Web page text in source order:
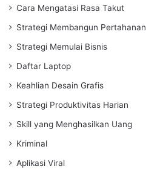
Cara Mengatasi Rasa Takut
Strategi Membangun Pertahanan
Strategi Memulai Bisnis
Daftar Laptop
Keahlian Desain Grafis
Strategi Produktivitas Harian
Skill yang Menghasilkan Uang
Kriminal
Aplikasi Viral